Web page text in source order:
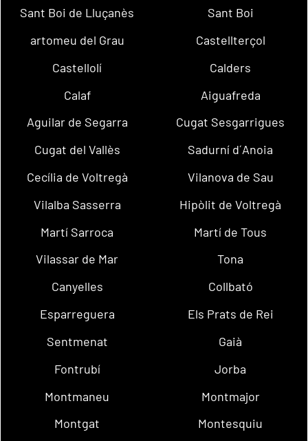
Sant Boi de Lluçanès
Sant Boi
artomeu del Grau
Castellterçol
Castellolí
Calders
Calaf
Aiguafreda
Aguilar de Segarra
Cugat Sesgarrigues
Cugat del Vallès
Sadurní d´Anoia
Cecília de Voltregà
Vilanova de Sau
Vilalba Sasserra
Hipòlit de Voltregà
Martí Sarroca
Martí de Tous
Vilassar de Mar
Tona
Canyelles
Collbató
Esparreguera
Els Prats de Rei
Sentmenat
Gaià
Fontrubí
Jorba
Montmaneu
Montmajor
Montgat
Montesquiu